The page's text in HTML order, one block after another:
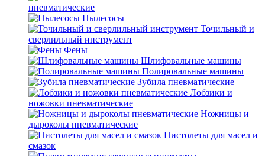
пневматические
Пылесосы
Точильный и
сверлильный инструмент
Фены
Шлифовальные машины
Полировальные машины
Зубила пневматические
Лобзики и
ножовки пневматические
Ножницы и
дыроколы пневматические
Пистолеты для масел и
смазок